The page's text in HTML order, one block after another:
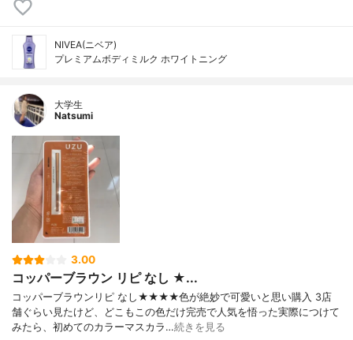
NIVEA(ニベア)
プレミアムボディミルク ホワイトニング
大学生
Natsumi
3.00
コッパーブラウン リピ なし ★...
コッパーブラウンリピ なし★★★★色が絶妙で可愛いと思い購入 3店
舗ぐらい見たけど、どこもこの色だけ完売で人気を悟った実際につけて
みたら、初めてのカラーマスカラ…続きを見る